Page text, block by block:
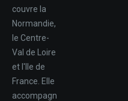
couvre la
Normandie,
le Centre-
Val de Loire
et l'Ile de
France. Elle
accompagn